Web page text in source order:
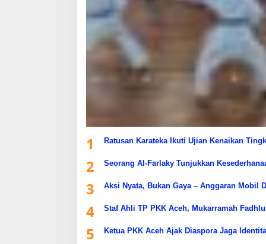
1 Ratusan Karateka Ikuti Ujian Kenaikan
2 Seorang Al-Farlaky Tunjukkan
3 Aksi Nyata, Bukan Gaya – Anggaran Mobil
4 Staf Ahli TP PKK Aceh, Mukarramah
5 Ketua PKK Aceh Ajak Diaspora Jaga